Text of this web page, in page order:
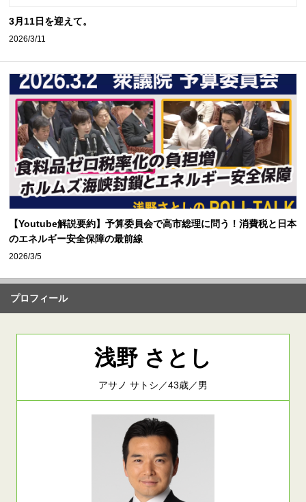
3月11日を迎えて。
2026/3/11
【Youtube解説要約】予算委員会で高市総理に問う！消費税と日本
のエネルギー安全保障の最前線
2026/3/5
プロフィール
浅野 さとし
アサノ サトシ／43歳／男